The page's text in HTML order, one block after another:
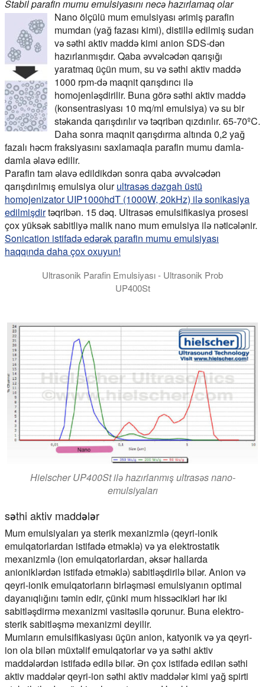
Stabil parafin mumu emulsiyasını necə hazırlamaq olar
Nano ölçülü mum emulsiyası ərimiş parafin
mumdan (yağ fazası kimi), distillə edilmiş sudan
və səthi aktiv maddə kimi anion SDS-dən
hazırlanmışdır. Qaba əvvəlcədən qarışığı
yaratmaq üçün mum, su və səthi aktiv maddə
1000 rpm-də maqnit qarışdırıcı ilə
homojenləşdirilir. Buna görə səthi aktiv maddə
(konsentrasiyası 10 mq/ml emulsiya) və su bir
stəkanda qarışdırılır və təqribən qızdırılır. 65-70ºC.
Daha sonra maqnit qarışdırma altında 0,2 yağ
fazalı həcm fraksiyasını saxlamaqla parafin mumu damla-
damla əlavə edilir.
Parafin tam əlavə edildikdən sonra qaba əvvəlcədən
qarışdırılmış emulsiya olurultrasəs dəzgah üstü
homojenizator UIP1000hdT (1000W, 20kHz) ilə sonikasiya
edilmişdirtəqribən. 15 dəq. Ultrasəs emulsifikasiya prosesi
çox yüksək sabitliyə malik nano mum emulsiya ilə nəticələnir.
Sonication istifadə edərək parafin mumu emulsiyası
haqqında daha çox oxuyun!
Ultrasonik Parafin Emulsiyası - Ultrasonik Prob
UP400St
Hielscher UP400St ilə hazırlanmış ultrasəs nano-
emulsiyaları
səthi aktiv maddələr
Mum emulsiyaları ya sterik mexanizmlə (qeyri-ionik
emulqatorlardan istifadə etməklə) və ya elektrostatik
mexanizmlə (ion emulqatorlardan, əksər hallarda
anioniklərdən istifadə etməklə) sabitləşdirilə bilər. Anion və
qeyri-ionik emulqatorların birləşməsi emulsiyanın optimal
dayanıqlığını təmin edir, çünki mum hissəcikləri hər iki
sabitləşdirmə mexanizmi vasitəsilə qorunur. Buna elektro-
sterik sabitləşmə mexanizmi deyilir.
Mumların emulsifikasiyası üçün anion, katyonik və ya qeyri-
ion ola bilən müxtəlif emulqatorlar və ya səthi aktiv
maddələrdən istifadə edilə bilər. Ən çox istifadə edilən səthi
aktiv maddələr qeyri-ion səthi aktiv maddələr kimi yağ spirti